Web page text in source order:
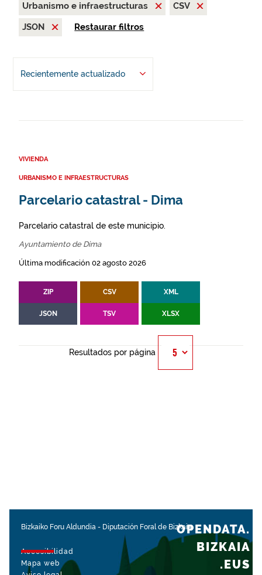
Urbanismo e infraestructuras
CSV
JSON
Restaurar filtros
Recientemente actualizado
VIVIENDA
URBANISMO E INFRAESTRUCTURAS
Parcelario catastral - Dima
Parcelario catastral de este municipio.
Ayuntamiento de Dima
Última modificación 02 agosto 2026
ZIP CSV XML
JSON TSV XLSX
Resultados por página
Bizkaiko Foru Aldundia - Diputación Foral de Bizkaia
Accesibilidad
Mapa web
OPENDATA.
BIZKAIA
.EUS